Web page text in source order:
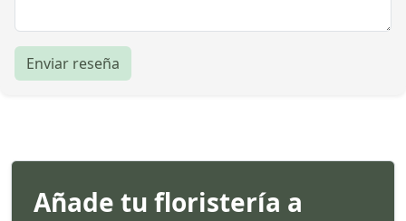
Enviar reseña
Añade tu floristería a